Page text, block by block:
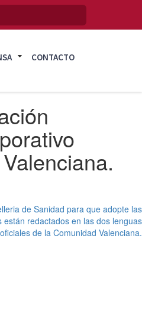
CONTACTO
de Sanidad para que adopte las
redactados en las dos lenguas
de la Comunidad Valenciana.